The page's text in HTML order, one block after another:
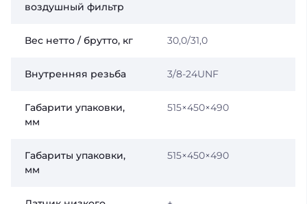
воздушный фильтр
Вес нетто / брутто, кг 30,0/31,0
Внутренняя резьба 3/8-24UNF
Габарити упаковки,
мм
515×450×490
Габариты упаковки,
мм
515×450×490